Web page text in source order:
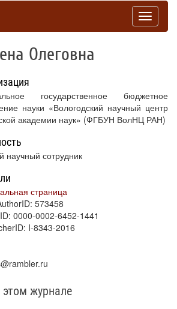
Toggle
Олеговна
государственное бюджетное
науки «Вологодский научный центр
академии наук» (ФГБУН ВолНЦ РАН)
научный сотрудник
страница
573458
0000-0002-6452-1441
I-8343-2016
журнале